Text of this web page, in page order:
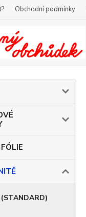
Obchodní podmínky